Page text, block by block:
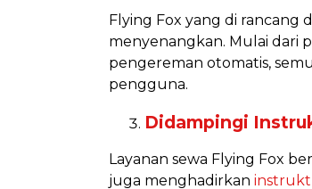
Flying Fox yang di rancang
menyenangkan. Mulai dari
pengereman otomatis,
pengguna.
Didampingi
Layanan sewa Flying Fox
juga menghadirkan